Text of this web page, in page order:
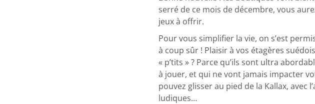
serré de ce mois de décembre, vous
jeux à offrir.
Pour vous simplifier la vie, on s’est
à coup sûr ! Plaisir à vos étagères
« p’tits » ? Parce qu’ils sont ultra
à jouer, et qui ne vont jamais impacter
pouvez glisser au pied de la Kallax, avec
ludiques…